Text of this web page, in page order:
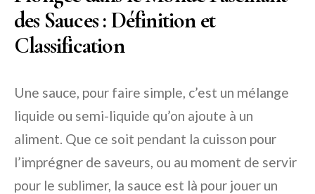
des Sauces : Définition et
Classification
Une sauce, pour faire simple, c’est un mélange
liquide ou semi-liquide qu’on ajoute à un
aliment. Que ce soit pendant la cuisson pour
l’imprégner de saveurs, ou au moment de servir
pour le sublimer, la sauce est là pour jouer un